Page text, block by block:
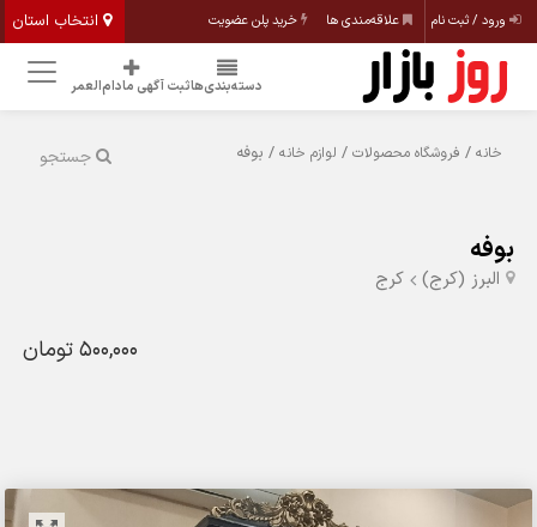
انتخاب استان ورود / ثبت نام علاقه‌مندی ها خرید پلن عضویت
دسته‌بندی‌هاثبت آگهی مادام‌العمر
جستجو خانه / فروشگاه محصولات / لوازم خانه / بوفه
بوفه
البرز (کرج) کرج
500,000 تومان